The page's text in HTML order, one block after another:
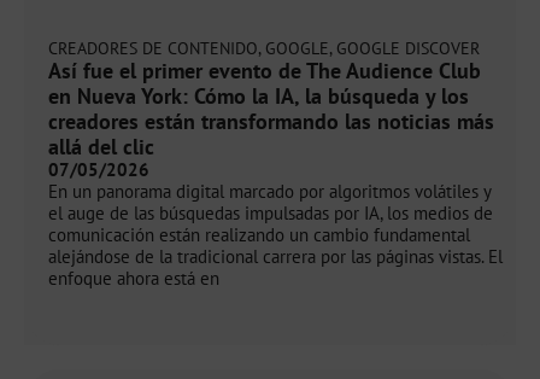
CREADORES DE CONTENIDO, GOOGLE, GOOGLE DISCOVER
Así fue el primer evento de The Audience Club
en Nueva York: Cómo la IA, la búsqueda y los
creadores están transformando las noticias más
allá del clic
07/05/2026
En un panorama digital marcado por algoritmos volátiles y
el auge de las búsquedas impulsadas por IA, los medios de
comunicación están realizando un cambio fundamental
alejándose de la tradicional carrera por las páginas vistas. El
enfoque ahora está en